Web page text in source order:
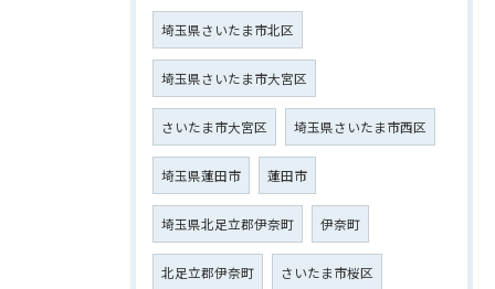
埼玉県さいたま市北区
埼玉県さいたま市大宮区
さいたま市大宮区 埼玉県さいたま市西区
埼玉県蓮田市 蓮田市
埼玉県北足立郡伊奈町 伊奈町
北足立郡伊奈町 さいたま市桜区